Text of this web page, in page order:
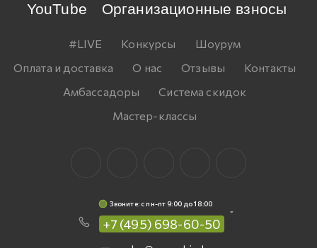
YouTube
Организационные взносы
#LIVE Конкурсы
Шоурум
Оплата и доставка
О нас Отзывы
Контакты
Амбассадоры
Система скидок
Мастер-классы
Звоните: c пн-пт 9:00 до 18:00
+7 (495) 698-60-50